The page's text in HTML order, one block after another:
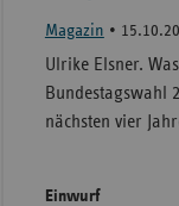
Magazin •
Ulrike Elsner.
Bundestagswahl
nächsten vier
Einwurf